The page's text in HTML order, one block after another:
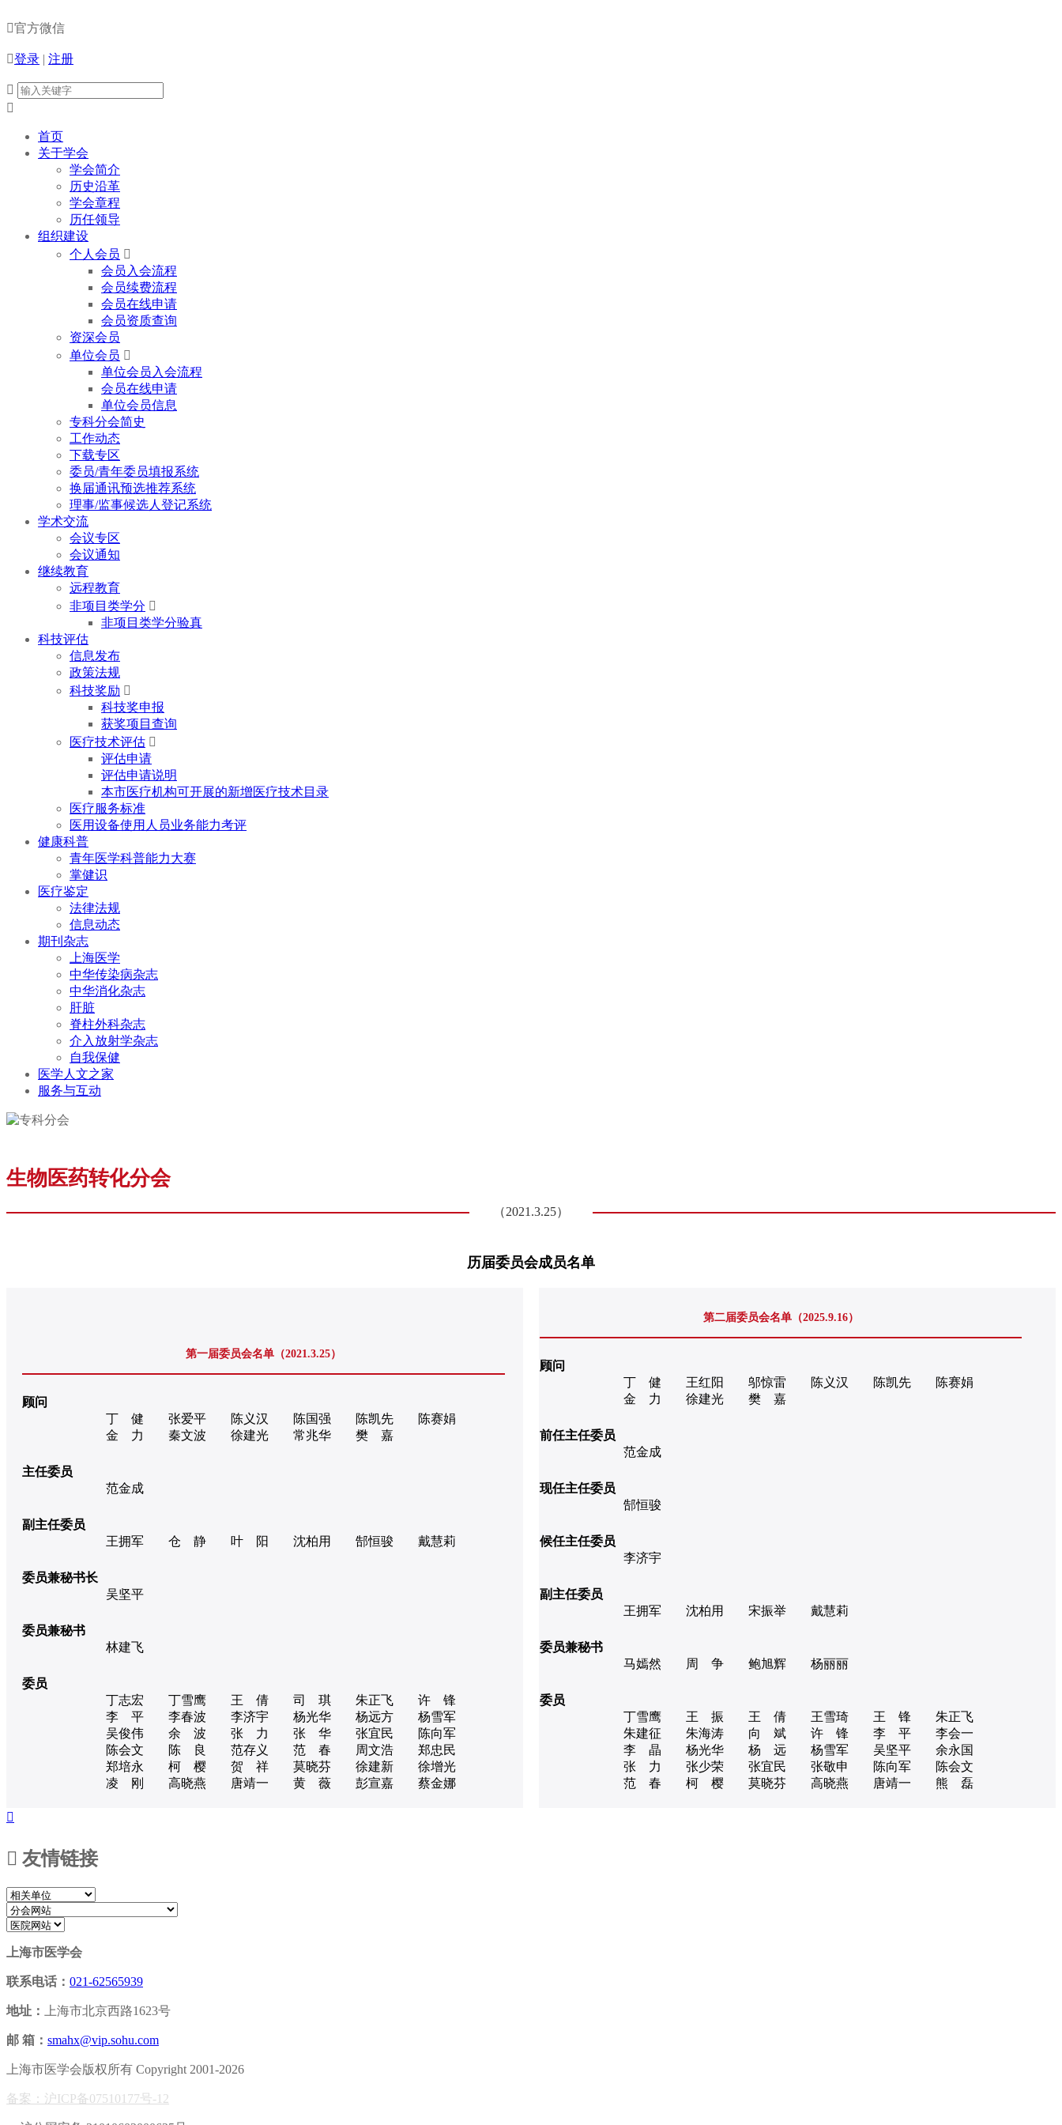
官方微信
登录 | 注册


首页
关于学会
学会简介
历史沿革
学会章程
历任领导
组织建设
个人会员 
会员入会流程
会员续费流程
会员在线申请
会员资质查询
资深会员
单位会员 
单位会员入会流程
会员在线申请
单位会员信息
专科分会简史
工作动态
下载专区
委员/青年委员填报系统
换届通讯预选推荐系统
理事/监事候选人登记系统
学术交流
会议专区
会议通知
继续教育
远程教育
非项目类学分 
非项目类学分验真
科技评估
信息发布
政策法规
科技奖励 
科技奖申报
获奖项目查询
医疗技术评估 
评估申请
评估申请说明
本市医疗机构可开展的新增医疗技术目录
医疗服务标准
医用设备使用人员业务能力考评
健康科普
青年医学科普能力大赛
掌健识
医疗鉴定
法律法规
信息动态
期刊杂志
上海医学
中华传染病杂志
中华消化杂志
肝脏
脊柱外科杂志
介入放射学杂志
自我保健
医学人文之家
服务与互动
生物医药转化分会
（2021.3.25）
历届委员会成员名单
第一届委员会名单（2021.3.25）
顾问
丁 健
张爱平 陈义汉 陈国强 陈凯先
陈赛娟
金 力
秦文波 徐建光 常兆华 樊 嘉
主任委员
范金成
副主任委员
王拥军
仓 静 叶 阳 沈柏用 郜恒骏 戴慧莉
委员兼秘书长
吴坚平
委员兼秘书
林建飞
委员
丁志宏
丁雪鹰 王 倩 司 琪 朱正飞
许 锋
李 平
李春波 李济宇 杨光华 杨远方
杨雪军
吴俊伟
余 波 张 力 张 华 张宜民
陈向军
陈会文
陈 良 范存义 范 春 周文浩
郑忠民
郑培永
柯 樱 贺 祥 莫晓芬 徐建新
徐增光
凌 刚
高晓燕 唐靖一 黄 薇 彭宣嘉 蔡金娜
第二届委员会名单（2025.9.16）
顾问
丁 健
王红阳 邬惊雷 陈义汉 陈凯先
陈赛娟
金 力
徐建光 樊 嘉
前任主任委员
范金成
现任主任委员
郜恒骏
候任主任委员
李济宇
副主任委员
王拥军
沈柏用 宋振举 戴慧莉
委员兼秘书
马嫣然
周 争 鲍旭辉 杨丽丽
委员
丁雪鹰
王 振 王 倩 王雪琦 王 锋
朱正飞
朱建征
朱海涛 向 斌 许 锋 李 平
李会一
李 晶
杨光华 杨 远 杨雪军 吴坚平
余永国
张 力
张少荣 张宜民 张敬申 陈向军
陈会文
范 春
柯 樱 莫晓芬 高晓燕 唐靖一 熊 磊

 友情链接
上海市医学会
联系电话： 021-62565939
地址： 上海市北京西路1623号
邮 箱： smahx@vip.sohu.com
上海市医学会版权所有 Copyright 2001-2026
备案：沪ICP备07510177号-12